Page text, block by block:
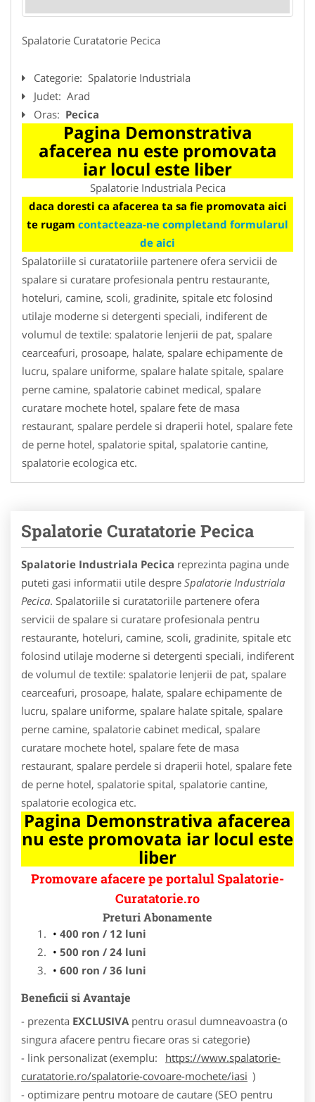
Spalatorie Curatatorie Pecica
Categorie: Spalatorie Industriala
Judet: Arad
Oras: Pecica
Pagina Demonstrativa
afacerea nu este promovata
iar locul este liber
Spalatorie Industriala Pecica
daca doresti ca afacerea ta sa fie promovata aici
te rugam contacteaza-ne completand formularul
de aici
Spalatoriile si curatatoriile partenere ofera servicii de
spalare si curatare profesionala pentru restaurante,
hoteluri, camine, scoli, gradinite, spitale etc folosind
utilaje moderne si detergenti speciali, indiferent de
volumul de textile: spalatorie lenjerii de pat, spalare
cearceafuri, prosoape, halate, spalare echipamente de
lucru, spalare uniforme, spalare halate spitale, spalare
perne camine, spalatorie cabinet medical, spalare
curatare mochete hotel, spalare fete de masa
restaurant, spalare perdele si draperii hotel, spalare fete
de perne hotel, spalatorie spital, spalatorie cantine,
spalatorie ecologica etc.
Spalatorie Curatatorie Pecica
Spalatorie Industriala Pecica reprezinta pagina unde
puteti gasi informatii utile despre Spalatorie Industriala
Pecica. Spalatoriile si curatatoriile partenere ofera
servicii de spalare si curatare profesionala pentru
restaurante, hoteluri, camine, scoli, gradinite, spitale etc
folosind utilaje moderne si detergenti speciali, indiferent
de volumul de textile: spalatorie lenjerii de pat, spalare
cearceafuri, prosoape, halate, spalare echipamente de
lucru, spalare uniforme, spalare halate spitale, spalare
perne camine, spalatorie cabinet medical, spalare
curatare mochete hotel, spalare fete de masa
restaurant, spalare perdele si draperii hotel, spalare fete
de perne hotel, spalatorie spital, spalatorie cantine,
spalatorie ecologica etc.
Pagina Demonstrativa afacerea
nu este promovata iar locul este
liber
Promovare afacere pe portalul Spalatorie-
Curatatorie.ro
Preturi Abonamente
400 ron / 12 luni
500 ron / 24 luni
600 ron / 36 luni
Beneficii si Avantaje
- prezenta EXCLUSIVA pentru orasul dumneavoastra (o
singura afacere pentru fiecare oras si categorie)
- link personalizat (exemplu:
https://www.spalatorie-
curatatorie.ro/spalatorie-covoare-mochete/iasi )
- optimizare pentru motoare de cautare (SEO pentru